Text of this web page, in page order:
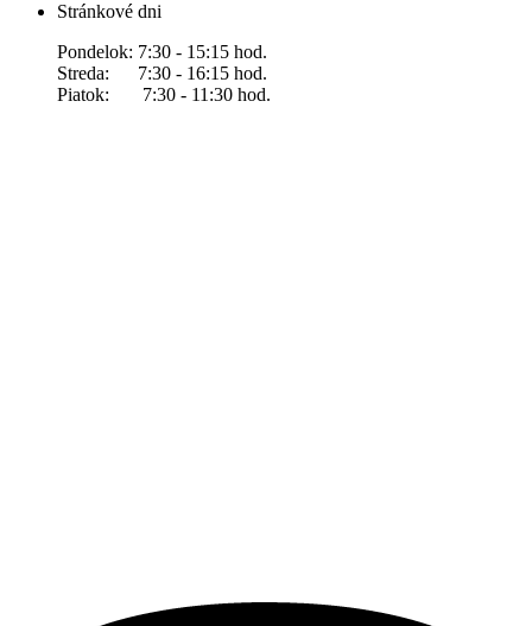
Stránkové dni
Pondelok: 7:30 - 15:15 hod.
Streda: 7:30 - 16:15 hod.
Piatok: 7:30 - 11:30 hod.